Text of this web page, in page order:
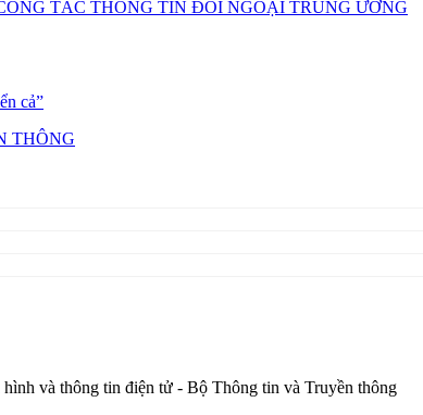
và thông tin điện tử - Bộ Thông tin và Truyền thông